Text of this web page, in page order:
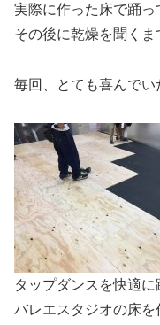
実際に作った床で踊っ
その後に乾燥を聞く
毎回、とても喜んでい
タップダンスを快適
バレエスタジオの床